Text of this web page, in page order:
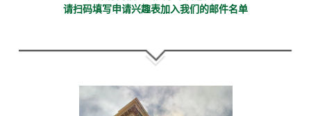
请扫码填写申请兴趣表加入我们的邮件名单